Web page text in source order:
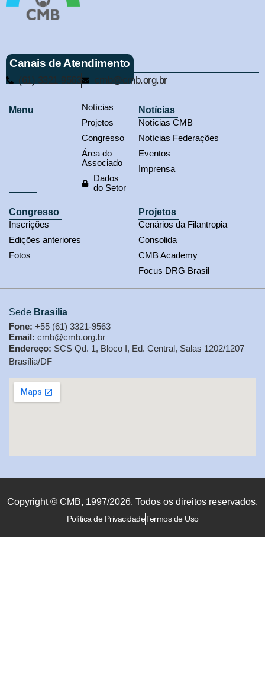
Canais de Atendimento
(61) 3321-9563 cmb@cmb.org.br
Menu
Notícias
Projetos
Congresso
Área do
Associado
Dados
do Setor
Notícias
Notícias CMB
Notícias Federações
Eventos
Imprensa
Congresso
Inscrições
Edições anteriores
Fotos
Projetos
Cenários da Filantropia
Consolida
CMB Academy
Focus DRG Brasil
Sede Brasília
Fone: +55 (61) 3321-9563
Email: cmb@cmb.org.br
Endereço: SCS Qd. 1, Bloco I, Ed. Central, Salas 1202/1207
Brasília/DF
Copyright © CMB, 1997/2026. Todos os direitos reservados.
Política de PrivacidadeTermos de Uso